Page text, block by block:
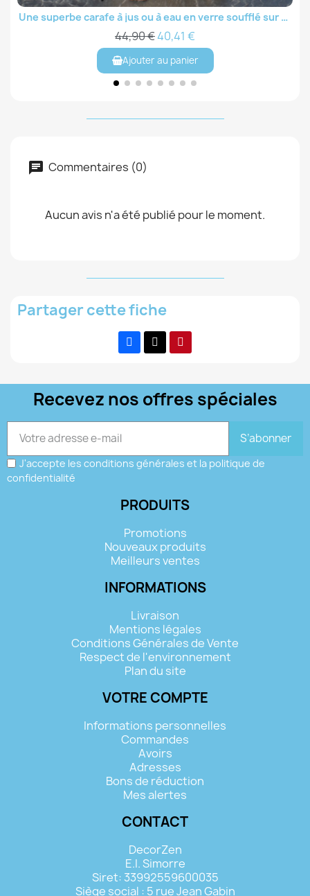
Aperçu rapide Une superbe carafe à jus ou à eau en verre soufflé sur du bois CRJ211.003.8
44,90 €40,41 €
Ajouter au panier
Commentaires (0)
Aucun avis n'a été publié pour le moment.
Partager cette fiche
Recevez nos offres spéciales
S’abonner
J'accepte les conditions générales et la politique de
confidentialité
PRODUITS
Promotions
Nouveaux produits
Meilleurs ventes
INFORMATIONS
Livraison
Mentions légales
Conditions Générales de Vente
Respect de l'environnement
Plan du site
VOTRE COMPTE
Informations personnelles
Commandes
Avoirs
Adresses
Bons de réduction
Mes alertes
CONTACT
DecorZen
E.I. Simorre
Siret: 33992559600035
Siège social : 5 rue Jean Gabin